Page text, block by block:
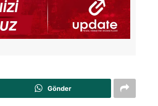
Gönder